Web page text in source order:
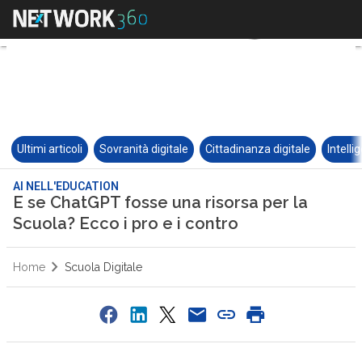
Ultimi articoli Sovranità digitale Cittadinanza digitale
AI NELL'EDUCATION
E se ChatGPT fosse una risorsa per la
Scuola? Ecco i pro e i contro
Home Scuola Digitale